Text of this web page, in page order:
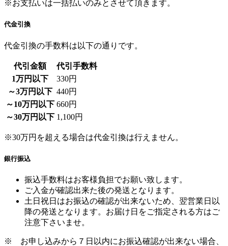
※お支払いは一括払いのみとさせて頂きます。
代金引換
代金引換の手数料は以下の通りです。
代引金額
代引手数料
1万円以下
330円
～3万円以下 440円
～10万円以下 660円
～30万円以下 1,100円
※30万円を超える場合は代金引換は行えません。
銀行振込
振込手数料はお客様負担でお願い致します。
ご入金が確認出来た後の発送となります。
土日祝日はお振込の確認が出来ないため、翌営業日以
降の発送となります。お届け日をご指定される方はご
注意下さいませ。
※ お申し込みから７日以内にお振込確認が出来ない場合、